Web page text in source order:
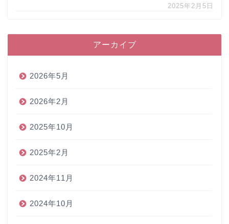
2025年2月5日
アーカイブ
2026年5月
2026年2月
2025年10月
2025年2月
2024年11月
2024年10月